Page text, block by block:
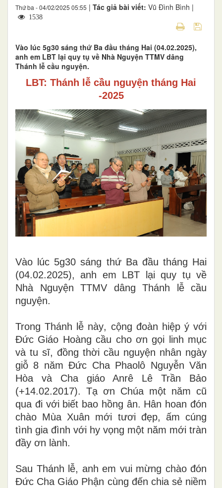
Thứ ba - 04/02/2025 05:55 | Tác giả bài viết: Vũ Đình Bình |
1538
Vào lúc 5g30 sáng thứ Ba đầu tháng Hai (04.02.2025),
anh em LBT lại quy tụ về Nhà Nguyện TTMV dâng
Thánh lễ cầu nguyện.
LBT: Thánh lễ cầu nguyện tháng Hai
-2025
Vào lúc 5g30 sáng thứ Ba đầu tháng Hai
(04.02.2025), anh em LBT lại quy tụ về
Nhà Nguyện TTMV dâng Thánh lễ cầu
nguyện.
Trong Thánh lễ này, cộng đoàn hiệp ý với
Đức Giáo Hoàng cầu cho ơn gọi linh mục
và tu sĩ, đồng thời cầu nguyện nhân ngày
giỗ 8 năm Đức Cha Phaolô Nguyễn Văn
Hòa và Cha giáo Anrê Lê Trần Bảo
(+14.02.2017). Tạ ơn Chúa một năm cũ
qua đi với biết bao hồng ân. Hân hoan đón
chào Mùa Xuân mới tươi đẹp, ấm cúng
tình gia đình với hy vọng một năm mới tràn
đầy ơn lành.
Sau Thánh lễ, anh em vui mừng chào đón
Đức Cha Giáo Phận cùng đến chia sẻ niềm